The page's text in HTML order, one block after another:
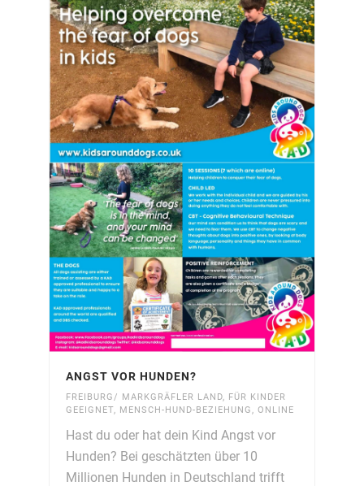
ANGST VOR HUNDEN?
FREIBURG/ MARKGRÄFLER LAND, FÜR KINDER
GEEIGNET, MENSCH-HUND-BEZIEHUNG, ONLINE
Hast du oder hat dein Kind Angst vor
Hunden? Bei geschätzten über 10
Millionen Hunden in Deutschland trifft